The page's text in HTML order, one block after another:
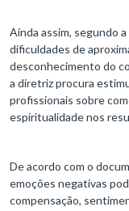
Ainda assim, segundo
dificuldades de
desconhecimento do
a diretriz procura
profissionais sobre
espiritualidade nos
De acordo com o
emoções negativas
compensação,